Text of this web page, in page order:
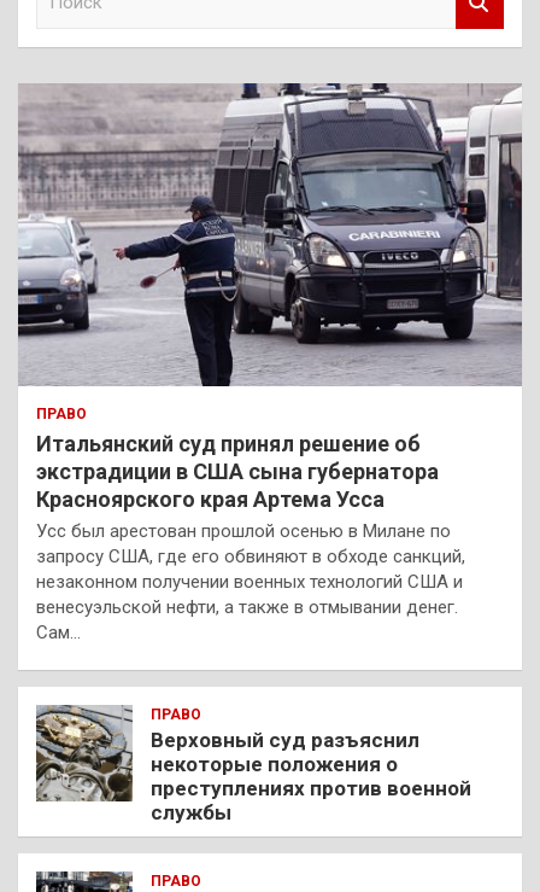
к
ПРАВО
Итальянский суд принял решение об
экстрадиции в США сына губернатора
Красноярского края Артема Усса
Усс был арестован прошлой осенью в Милане по
запросу США, где его обвиняют в обходе санкций,
незаконном получении военных технологий США и
венесуэльской нефти, а также в отмывании денег.
Сам…
ПРАВО
Верховный суд разъяснил
некоторые положения о
преступлениях против военной
службы
ПРАВО